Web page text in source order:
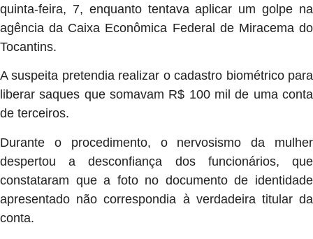
quinta-feira, 7, enquanto tentava aplicar um golpe na
agência da Caixa Econômica Federal de Miracema do
Tocantins.
A suspeita pretendia realizar o cadastro biométrico para
liberar saques que somavam R$ 100 mil de uma conta
de terceiros.
Durante o procedimento, o nervosismo da mulher
despertou a desconfiança dos funcionários, que
constataram que a foto no documento de identidade
apresentado não correspondia à verdadeira titular da
conta.